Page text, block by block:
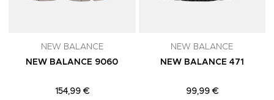
NEW BALANCE
NEW BALANCE 9060
154,99 €
NEW BALANCE
NEW BALANCE 471
99,99 €